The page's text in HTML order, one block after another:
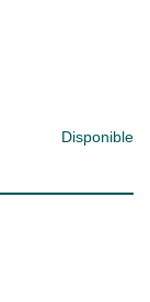
Disponible